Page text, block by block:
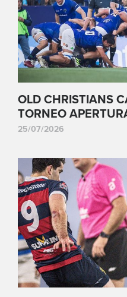
OLD CHRISTIANS
TORNEO
25/07/2026